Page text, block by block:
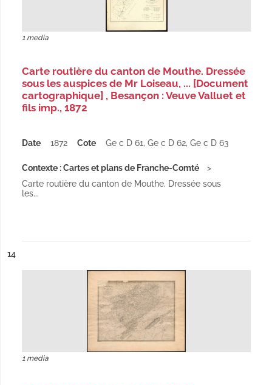
1 media
Carte routière du canton de Mouthe. Dressée
sous les auspices de Mr Loiseau, ... [Document
cartographique] , Besançon : Veuve Valluet et
fils imp., 1872
Date 1872 Cote Ge c D 61, Ge c D 62, Ge c D 63
Contexte : Cartes et plans de Franche-Comté
Carte routière du canton de Mouthe. Dressée sous
les...
n°
14
1 media